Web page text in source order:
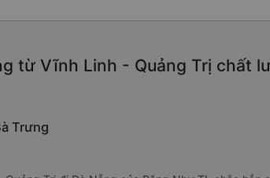
từ Vĩnh Linh - Quảng Trị chất
Trưng